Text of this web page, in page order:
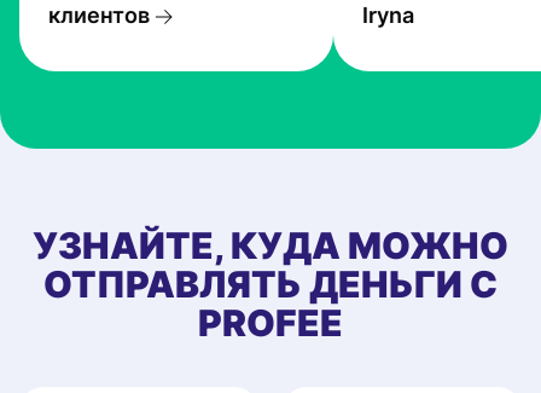
клиентов
Iryna
УЗНАЙТЕ, КУДА МОЖНО
ОТПРАВЛЯТЬ ДЕНЬГИ С
PROFEE